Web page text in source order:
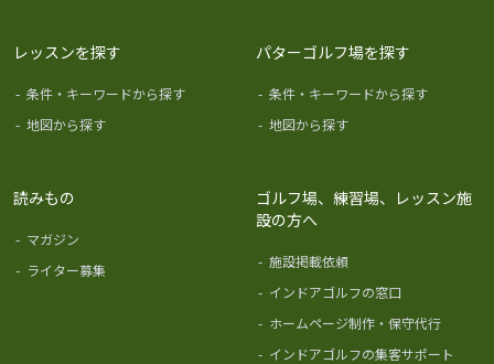
レッスンを探す
- 条件・キーワードから探す
- 地図から探す
パターゴルフ場を探す
- 条件・キーワードから探す
- 地図から探す
読みもの
- マガジン
- ライター募集
ゴルフ場、練習場、レッスン施
設の方へ
- 施設掲載依頼
- インドアゴルフの窓口
- ホームページ制作・保守代行
- インドアゴルフの集客サポート